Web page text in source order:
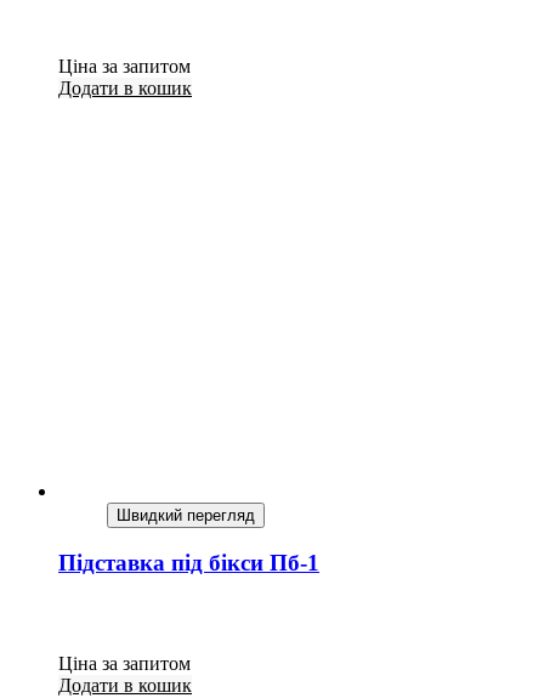
Ціна за запитом
Додати в кошик
Швидкий перегляд
Підставка під бікси Пб-1
Ціна за запитом
Додати в кошик